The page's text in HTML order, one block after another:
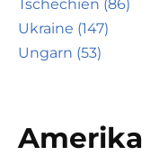
Tschechien (86)
Ukraine (147)
Ungarn (53)
Amerika